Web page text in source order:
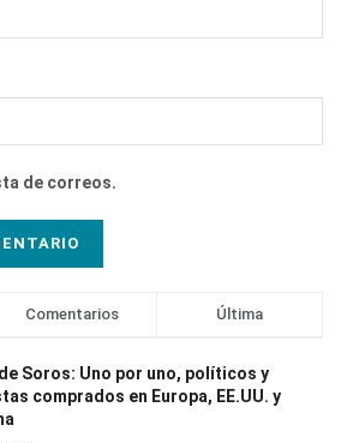
de correos.
Comentarios Última
Soros: Uno por uno, políticos y
comprados en Europa, EE.UU. y